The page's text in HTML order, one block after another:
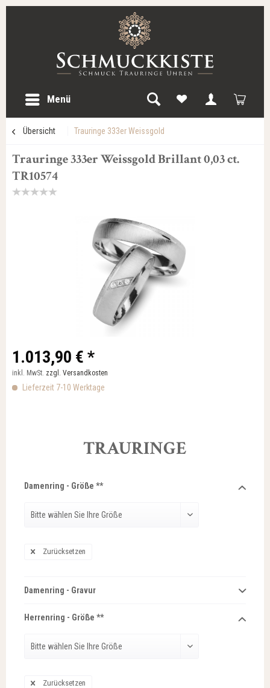
Menü
Übersicht Trauringe 333er Weissgold
Trauringe 333er Weissgold Brillant 0,03 ct.
TR10574
1.013,90 € *
inkl. MwSt. zzgl. Versandkosten
Lieferzeit 7-10 Werktage
TRAURINGE
Damenring - Größe **
Zurücksetzen
Damenring - Gravur
Herrenring - Größe **
Zurücksetzen